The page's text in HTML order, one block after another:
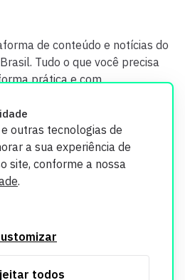
outras tecnologias de
a sua experiência de
site, conforme a nossa
.
todos
de conteúdo e notícias do
Tudo o que você precisa
prática e com
coletados em nosso site são
fins de aprimoramento de
Política de Privacidade.